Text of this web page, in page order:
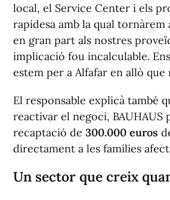
local, el Service Center i els
rapidesa amb la qual tornàrem
en gran part als nostres
implicació fou incalculable.
estem per a Alfafar en allò que
El responsable explicà també
reactivar el negoci, BAUHAUS
recaptació de 300.000 euros
directament a les famílies
Un sector que creix